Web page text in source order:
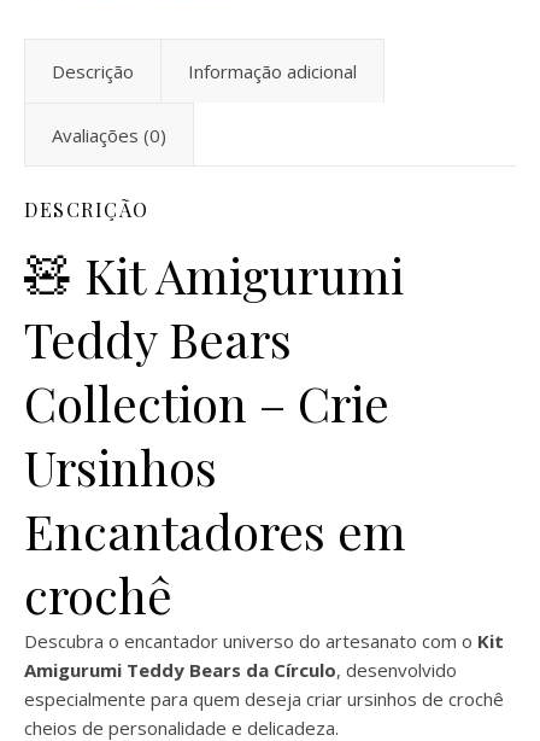
Descrição Informação adicional
Avaliações (0)
DESCRIÇÃO
🧸 Kit Amigurumi
Teddy Bears
Collection – Crie
Ursinhos
Encantadores em
crochê
Descubra o encantador universo do artesanato com o Kit
Amigurumi Teddy Bears da Círculo, desenvolvido
especialmente para quem deseja criar ursinhos de crochê
cheios de personalidade e delicadeza.